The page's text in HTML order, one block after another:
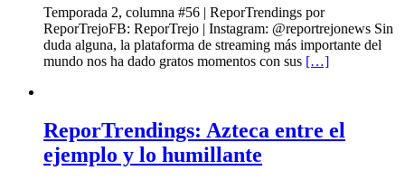
Temporada 2, columna #56 | ReporTrendings por
ReporTrejoFB: ReporTrejo | Instagram: @reportrejonews Sin
duda alguna, la plataforma de streaming más importante del
mundo nos ha dado gratos momentos con sus […]
ReporTrendings: Azteca entre el
ejemplo y lo humillante